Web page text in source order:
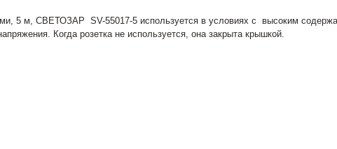
5 м, СВЕТОЗАР SV-55017-5 используется в условиях с высоким
Когда розетка не используется, она закрыта крышкой.